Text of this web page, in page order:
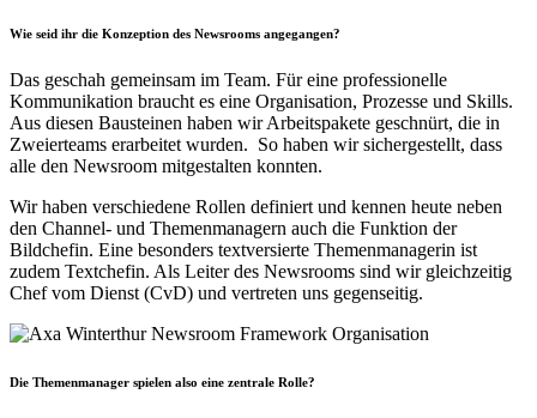
Wie seid ihr die Konzeption des Newsrooms angegangen?
Das geschah gemeinsam im Team. Für eine professionelle
Kommunikation braucht es eine Organisation, Prozesse und Skills.
Aus diesen Bausteinen haben wir Arbeitspakete geschnürt, die in
Zweierteams erarbeitet wurden. So haben wir sichergestellt, dass
alle den Newsroom mitgestalten konnten.
Wir haben verschiedene Rollen definiert und kennen heute neben
den Channel- und Themenmanagern auch die Funktion der
Bildchefin. Eine besonders textversierte Themenmanagerin ist
zudem Textchefin. Als Leiter des Newsrooms sind wir gleichzeitig
Chef vom Dienst (CvD) und vertreten uns gegenseitig.
Die Themenmanager spielen also eine zentrale Rolle?